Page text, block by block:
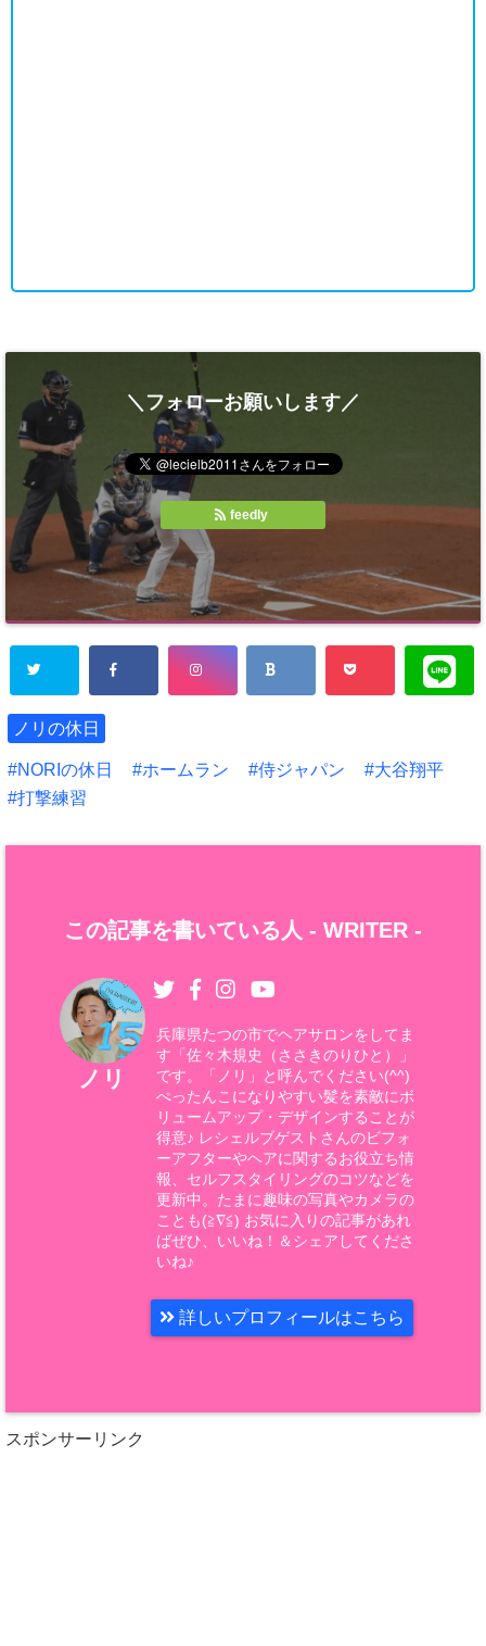
＼フォローお願いします／
feedly
ノリの休日
NORIの休日 ホームラン 侍ジャパン
大谷翔平
打撃練習
この記事を書いている人 - WRITER -
ノリ
兵庫県たつの市でヘアサロンをしてま
す「佐々木規史（ささきのりひと）」
です。「ノリ」と呼んでください(^^)
ぺったんこになりやすい髪を素敵にボ
リュームアップ・デザインすることが
得意♪ レシェルブゲストさんのビフォ
ーアフターやヘアに関するお役立ち情
報、セルフスタイリングのコツなどを
更新中。たまに趣味の写真やカメラの
ことも(≧∇≦) お気に入りの記事があれ
ばぜひ、いいね！＆シェアしてくださ
いね♪
詳しいプロフィールはこちら
スポンサーリンク